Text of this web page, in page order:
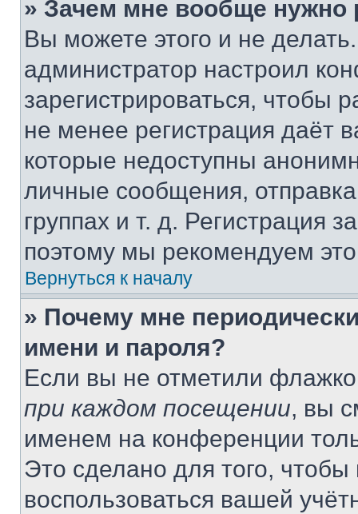
» Зачем мне вообще нужно
Вы можете этого и не
администратор настроил
зарегистрироваться, чтобы
не менее регистрация даёт
которые недоступны
личные сообщения,
группах и т. д. Регистрация
поэтому мы рекомендуем
Вернуться к началу
» Почему мне
имени и пароля?
Если вы не отметили
при каждом посещении, вы
именем на конференции
Это сделано для того, чтобы
воспользоваться вашей